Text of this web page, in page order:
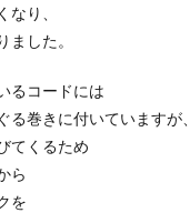
なり、
ました。
るコードには
る巻きに付いていますが、
てくるため
ら
を